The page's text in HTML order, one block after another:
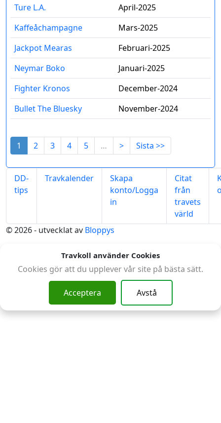
Ture L.A.
April-2025
Kaffeåchampagne
Mars-2025
Jackpot Mearas
Februari-2025
Neymar Boko
Januari-2025
Fighter Kronos
December-2024
Bullet The Bluesky
November-2024
1 2 3 4 5 … > Sista >>
DD-
tips
Travkalender
Skapa
konto/Logga
in
Citat
från
travets
värld
© 2026 - utvecklat av Bloppys
Travkoll använder Cookies
Cookies gör att du upplever vår site på bästa sätt.
Acceptera Avstå